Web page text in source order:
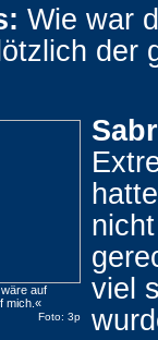
Wie war
der
auf
mich.«
Foto: 3p
viel